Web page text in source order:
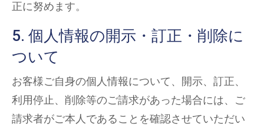
正に努めます。
5. 個人情報の開示・訂正・削除に
ついて
お客様ご自身の個人情報について、開示、訂正、
利用停止、削除等のご請求があった場合には、ご
請求者がご本人であることを確認させていただい